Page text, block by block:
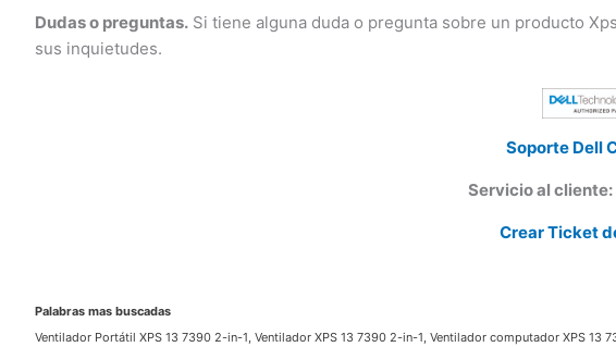
Dudas o preguntas.Si tiene alguna duda o pregunta sobre un producto
sus inquietudes.
Soporte Dell
Servicio al cliente:
Crear Ticket
Palabras mas buscadas
Ventilador Portátil XPS 13 7390 2-in-1, Ventilador XPS 13 7390 2-in-1, Ventilador computador XPS 13